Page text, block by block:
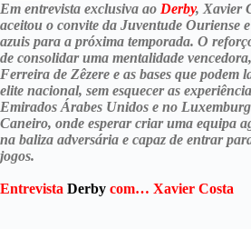
Em entrevista exclusiva ao Derby, Xavier
aceitou o convite da Juventude Ouriense
azuis para a próxima temporada. O
de consolidar uma mentalidade
Ferreira de Zêzere e as bases que podem
elite nacional, sem esquecer as
Emirados Árabes Unidos e no
Caneiro, onde esperar criar uma equipa
na baliza adversária e capaz de entrar
jogos.
Entrevista Derby com… Xavier Costa